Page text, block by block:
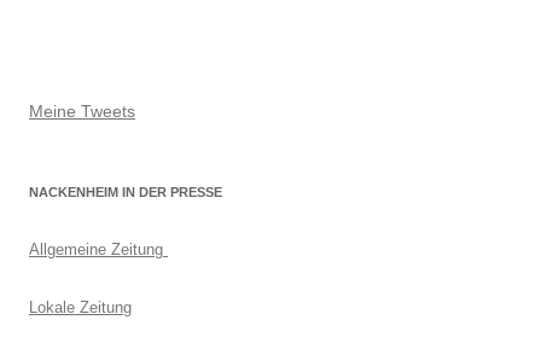
Meine Tweets
NACKENHEIM IN DER PRESSE
Allgemeine Zeitung
Lokale Zeitung